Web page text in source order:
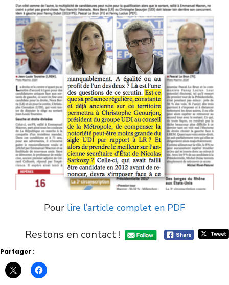
Pour lire l’article complet en PDF
Restons en contact !
Partager :